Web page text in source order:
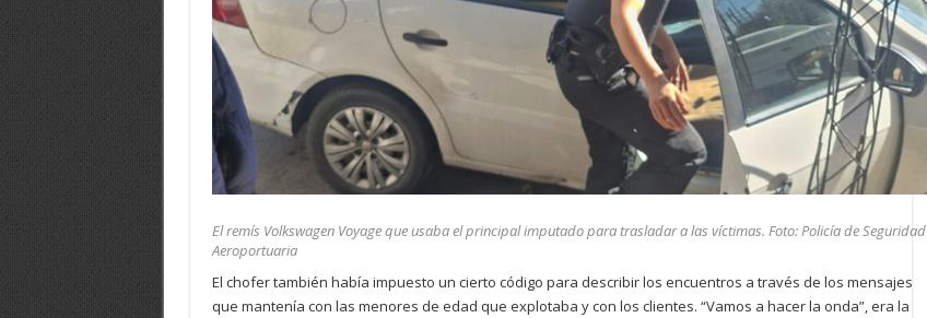
El remís Volkswagen Voyage que usaba el principal imputado para trasladar a las víctimas. Foto: Policía de Seguridad
Aeroportuaria
El chofer también había impuesto un cierto código para describir los encuentros a través de los mensajes
que mantenía con las menores de edad que explotaba y con los clientes. “Vamos a hacer la onda”, era la